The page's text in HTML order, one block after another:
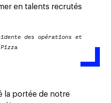
en talents recrutés
des opérations et
la portée de notre